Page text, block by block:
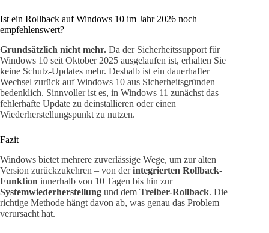
Ist ein Rollback auf Windows 10 im Jahr 2026 noch
empfehlenswert?
Grundsätzlich nicht mehr. Da der Sicherheitssupport für
Windows 10 seit Oktober 2025 ausgelaufen ist, erhalten Sie
keine Schutz-Updates mehr. Deshalb ist ein dauerhafter
Wechsel zurück auf Windows 10 aus Sicherheitsgründen
bedenklich. Sinnvoller ist es, in Windows 11 zunächst das
fehlerhafte Update zu deinstallieren oder einen
Wiederherstellungspunkt zu nutzen.
Fazit
Windows bietet mehrere zuverlässige Wege, um zur alten
Version zurückzukehren – von derintegrierten Rollback-
Funktion innerhalb von 10 Tagen bis hin zur
Systemwiederherstellung und dem Treiber-Rollback. Die
richtige Methode hängt davon ab, was genau das Problem
verursacht hat.